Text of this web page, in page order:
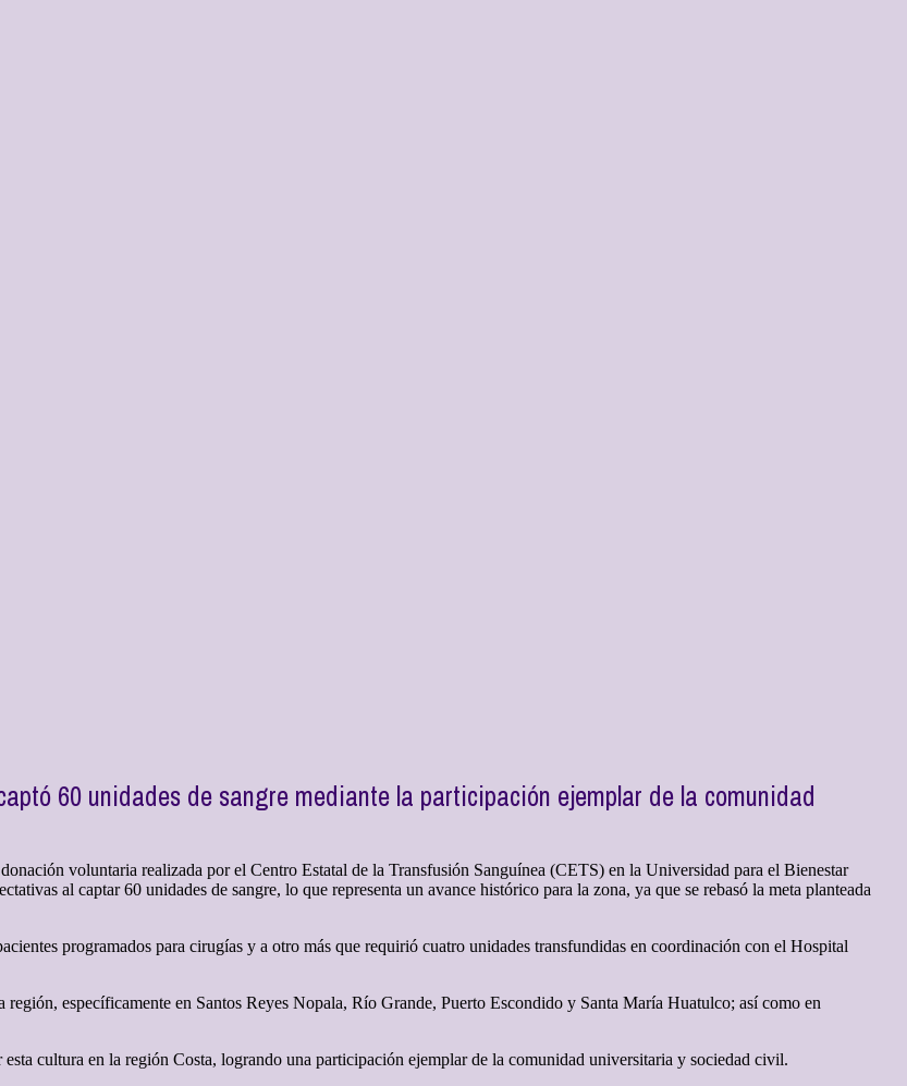
60 unidades de sangre mediante la participación ejemplar de la comunidad
voluntaria realizada por el Centro Estatal de la Transfusión Sanguínea (CETS) en la Universidad para el Bienestar
al captar 60 unidades de sangre, lo que representa un avance histórico para la zona, ya que se rebasó la meta planteada
programados para cirugías y a otro más que requirió cuatro unidades transfundidas en coordinación con el Hospital
región, específicamente en Santos Reyes Nopala, Río Grande, Puerto Escondido y Santa María Huatulco; así como en
cultura en la región Costa, logrando una participación ejemplar de la comunidad universitaria y sociedad civil.